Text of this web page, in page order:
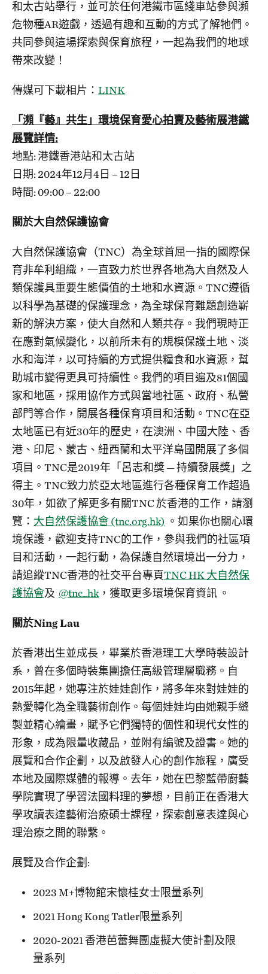
和太古站舉行，並可於任何港鐵市區綫車站參與瀕
危物種AR遊戲，透過有趣和互動的方式了解牠們。
共同參與這場探索與保育旅程，一起為我們的地球
帶來改變！
傳媒可下載相片： LINK
「瀕『藝』共生」環境保育愛心拍賣及藝術展港鐵
展覽詳情:
地點: 港鐵香港站和太古站
日期: 2024年12月4日 – 12日
時間: 09:00 – 22:00
關於大自然保護協會
大自然保護協會（TNC）為全球首屈一指的國際保
育非牟利組織，一直致力於世界各地為大自然及人
類保護具重要生態價值的土地和水資源。TNC遵循
以科學為基礎的保護理念，為全球保育難題創造嶄
新的解決方案，使大自然和人類共存。我們現時正
在應對氣候變化，以前所未有的規模保護土地、淡
水和海洋，以可持續的方式提供糧食和水資源，幫
助城市變得更具可持續性。我們的項目遍及81個國
家和地區，採用協作方式與當地社區、政府、私營
部門等合作，開展各種保育項目和活動。TNC在亞
太地區已有近30年的歷史，在澳洲、中國大陸、香
港、印尼、蒙古、紐西蘭和太平洋島國開展了多個
項目。TNC是2019年「呂志和獎 — 持續發展獎」之
得主。TNC致力於亞太地區進行各種保育工作超過
30年，如欲了解更多有關TNC 於香港的工作，請瀏
覽： 大自然保護協會 (tnc.org.hk) 。如果你也關心環
境保護，歡迎支持TNC的工作，參與我們的社區項
目和活動，一起行動，為保護自然環境出一分力，
請追縱TNC香港的社交平台專頁TNC HK 大自然保
護協會及 @tnc_hk ，獲取更多環境保育資訊 。
關於Ning Lau
於香港出生並成長，畢業於香港理工大學時裝設計
系，曾在多個時裝集團擔任高級管理層職務。自
2015年起，她專注於娃娃創作，將多年來對娃娃的
熱愛轉化為全職藝術創作。每個娃娃均由她親手縫
製並精心繪畫，賦予它們獨特的個性和現代女性的
形象，成為限量收藏品，並附有編號及證書。她的
展覽和合作企劃，以及啟發人心的創作旅程，廣受
本地及國際媒體的報導。去年，她在巴黎藍帶廚藝
學院實現了學習法國料理的夢想，目前正在香港大
學攻讀表達藝術治療碩士課程，探索創意表達與心
理治療之間的聯繫。
展覽及合作企劃:
2023 M+博物館宋懷桂女士限量系列
2021 Hong Kong Tatler限量系列
2020-2021 香港芭蕾舞團虛擬大使計劃及限
量系列